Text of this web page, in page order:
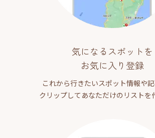
気になるスポットを
お気に入り登録
これから行きたいスポット情報や
クリップしてあなただけのリストを